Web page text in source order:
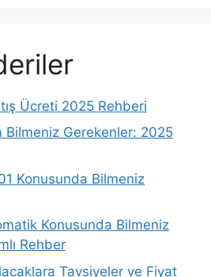
Ücreti 2025 Rehberi
Bilmeniz Gerekenler: 2025
Konusunda Bilmeniz
Konusunda Bilmeniz
Rehber
Tavsiyeler ve Fiyat